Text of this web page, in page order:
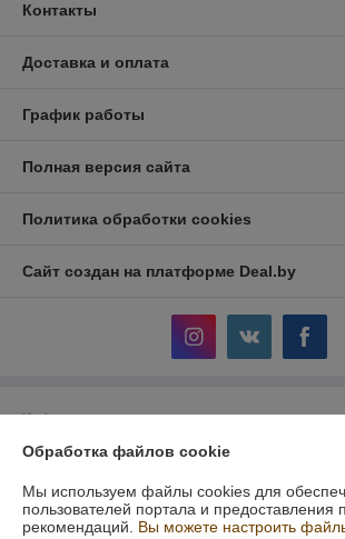
Контакты
Доставка и оплата
График работы
Полная версия сайта
Политика обработки cookies
Сайт создан на платформе Deal.by
Информация для покупателя
Юридическое лицо:Общество с ограниченной
230023, ул. 17 Сентября, 49А, офис.8, Гродно,
Регистрационный номер ЕГР: 591019949
Обработка файлов cookie
Мы используем файлы cookies для
пользователей портала и предоставления
рекомендаций. Вы можете настроить